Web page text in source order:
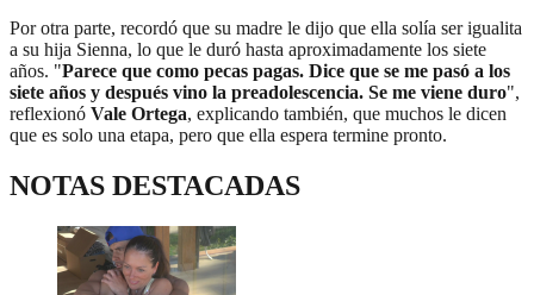
Por otra parte, recordó que su madre le dijo que ella solía ser igualita
a su hija Sienna, lo que le duró hasta aproximadamente los siete
años. "Parece que como pecas pagas. Dice que se me pasó a los
siete años y después vino la preadolescencia. Se me viene duro",
reflexionó Vale Ortega, explicando también, que muchos le dicen
que es solo una etapa, pero que ella espera termine pronto.
NOTAS DESTACADAS